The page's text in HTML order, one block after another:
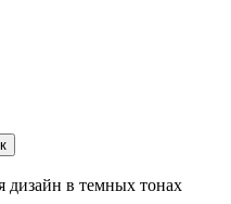
дизайн в темных тонах